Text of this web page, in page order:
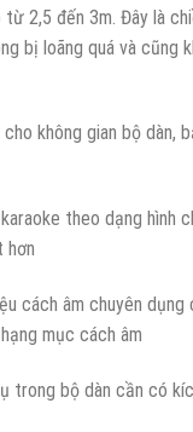
2,5 đến 3m. Đây là
bị loãng quá và cũng
không gian bộ dàn,
theo dạng hình
cách âm chuyên dụng
mục cách âm
trong bộ dàn cần có